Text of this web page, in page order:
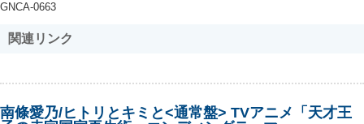
GNCA-0663
関連リンク
南條愛乃/ヒトリとキミと<通常盤> TVアニメ「天才王